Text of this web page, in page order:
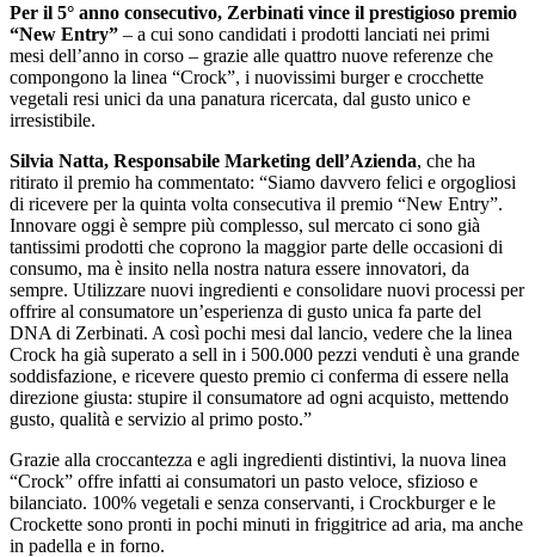
Per il 5° anno consecutivo, Zerbinati vince il prestigioso premio
“New Entry” – a cui sono candidati i prodotti lanciati nei primi
mesi dell’anno in corso – grazie alle quattro nuove referenze che
compongono la linea “Crock”, i nuovissimi burger e crocchette
vegetali resi unici da una panatura ricercata, dal gusto unico e
irresistibile.
Silvia Natta, Responsabile Marketing dell’Azienda, che ha
ritirato il premio ha commentato: “Siamo davvero felici e orgogliosi
di ricevere per la quinta volta consecutiva il premio “New Entry”.
Innovare oggi è sempre più complesso, sul mercato ci sono già
tantissimi prodotti che coprono la maggior parte delle occasioni di
consumo, ma è insito nella nostra natura essere innovatori, da
sempre. Utilizzare nuovi ingredienti e consolidare nuovi processi per
offrire al consumatore un’esperienza di gusto unica fa parte del
DNA di Zerbinati. A così pochi mesi dal lancio, vedere che la linea
Crock ha già superato a sell in i 500.000 pezzi venduti è una grande
soddisfazione, e ricevere questo premio ci conferma di essere nella
direzione giusta: stupire il consumatore ad ogni acquisto, mettendo
gusto, qualità e servizio al primo posto.”
Grazie alla croccantezza e agli ingredienti distintivi, la nuova linea
“Crock” offre infatti ai consumatori un pasto veloce, sfizioso e
bilanciato. 100% vegetali e senza conservanti, i Crockburger e le
Crockette sono pronti in pochi minuti in friggitrice ad aria, ma anche
in padella e in forno.